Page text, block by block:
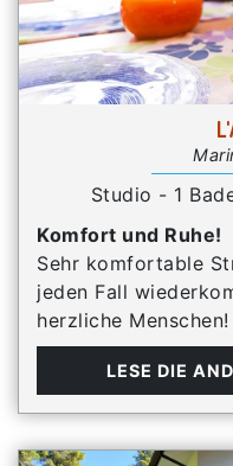
Studio - 1
Komfort und Ruhe!
Sehr komfortable
jeden Fall
herzliche
LESE DIE